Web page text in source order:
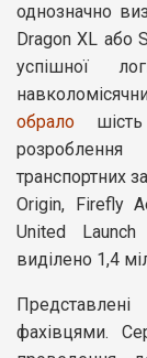
однозначно
Dragon XL або
успішної
обрало шість
транспортних
Origin, Firefly
United
виділено 1,4
фахівцями.